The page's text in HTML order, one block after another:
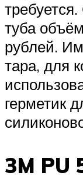
туба
рублей.
тара, для
герметик
3M PU